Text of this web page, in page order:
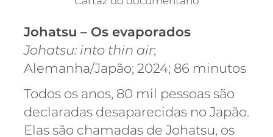
Johatsu – Os evaporados
Johatsu: into thin air;
Alemanha/Japão; 2024; 86 minutos
Todos os anos, 80 mil pessoas são
declaradas desaparecidas no Japão.
Elas são chamadas de Johatsu, os